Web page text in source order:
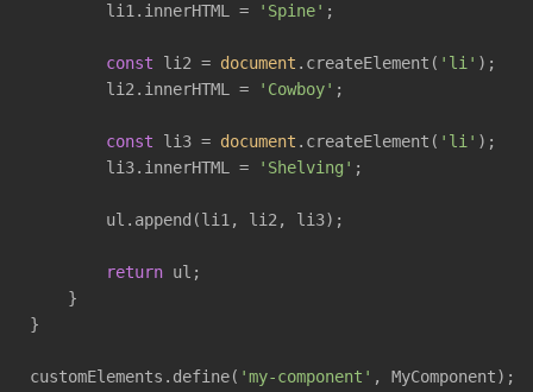
        li1.innerHTML =
'Spine' ;
const li2 = document .createElement( 'li' );
        li2.innerHTML =
'Cowboy' ;
const li3 = document .createElement( 'li' );
        li3.innerHTML =
'Shelving' ;
        ul.append(li1, li2, li3);
return ul;
    }
}
customElements.define( 'my-component'